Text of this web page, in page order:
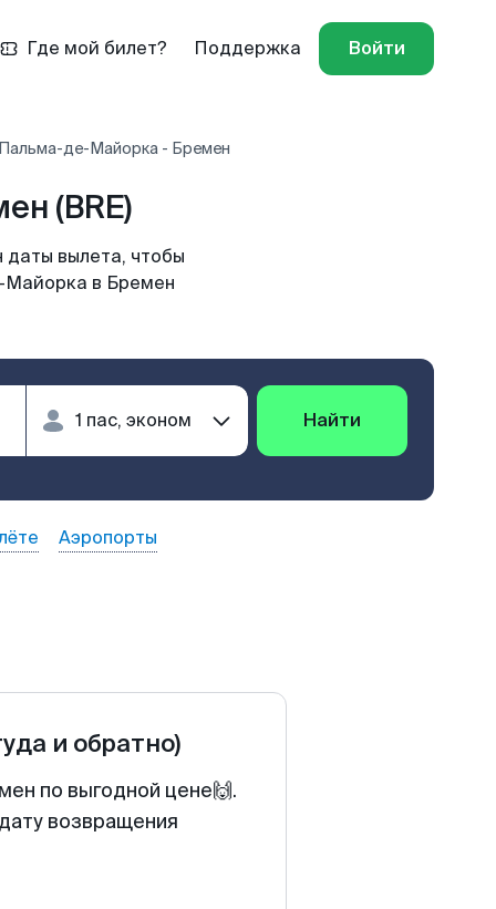
Где мой билет? Поддержка Войти
де-Майорка - Бремен
(BRE)
вылета, чтобы
Майорка в Бремен
Найти
Аэропорты
и обратно)
по выгодной цене🙌.
возвращения